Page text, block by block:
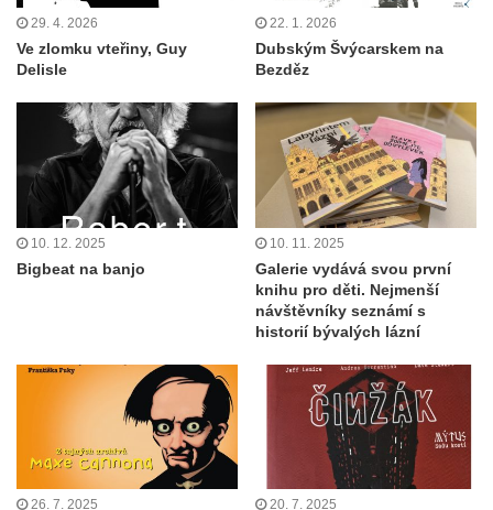
29. 4. 2026
Ve zlomku vteřiny, Guy
Delisle
22. 1. 2026
Dubským Švýcarskem na
Bezděz
10. 12. 2025
Bigbeat na banjo
10. 11. 2025
Galerie vydává svou první
knihu pro děti. Nejmenší
návštěvníky seznámí s
historií bývalých lázní
26. 7. 2025 20. 7. 2025